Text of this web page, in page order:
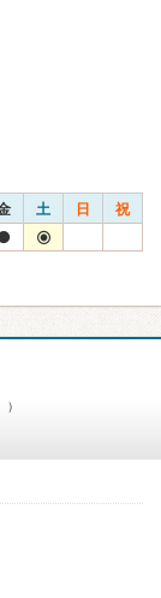
土 日 祝